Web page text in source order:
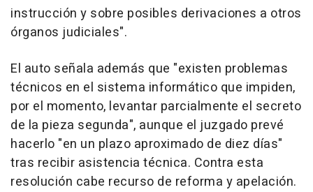
instrucción y sobre posibles derivaciones a otros
órganos judiciales".
El auto señala además que "existen problemas
técnicos en el sistema informático que impiden,
por el momento, levantar parcialmente el secreto
de la pieza segunda", aunque el juzgado prevé
hacerlo "en un plazo aproximado de diez días"
tras recibir asistencia técnica. Contra esta
resolución cabe recurso de reforma y apelación.